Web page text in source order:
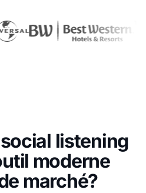
listening
moderne
marché?